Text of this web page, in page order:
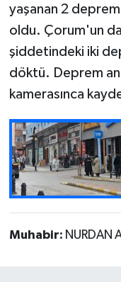
yaşanan 2
oldu. Çorum'un
şiddetindeki iki
döktü. Deprem
kamerasınca
Muhabir: NURDAN
Uğurludağ